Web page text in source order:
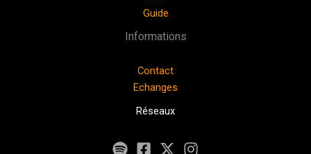
Guide
Informations
Contact
Echanges
Réseaux